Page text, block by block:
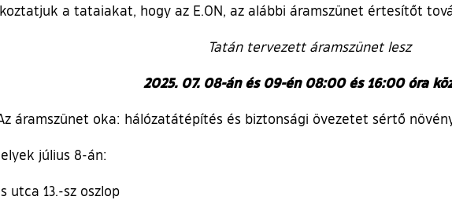
a tataiakat, hogy az E.ON, az alábbi áramszünet értesítőt
Tatán tervezett áramszünet lesz
2025. 07. 08-án és 09-én 08:00 és 16:00 óra
áramszünet oka: hálózatátépítés és biztonsági övezetet sértő
július 8-án:
utca 13.-sz oszlop